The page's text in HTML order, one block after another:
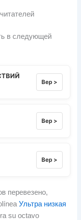
в следующей
Вер >
Вер >
Вер >
перевезено,
Ультра низкая
su octavo